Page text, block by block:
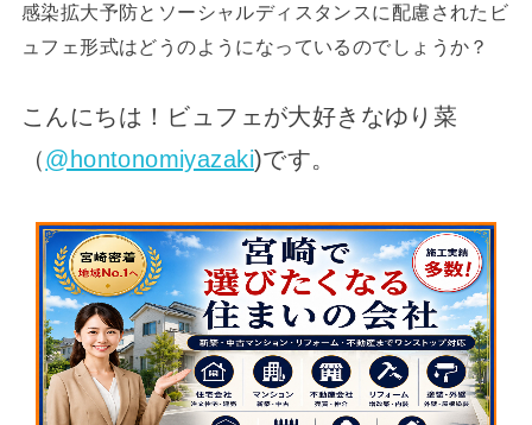
感染拡大予防とソーシャルディスタンスに配慮されたビ
ュフェ形式はどうのようになっているのでしょうか？
こんにちは！ビュフェが大好きなゆり菜
（@hontonomiyazaki)です。